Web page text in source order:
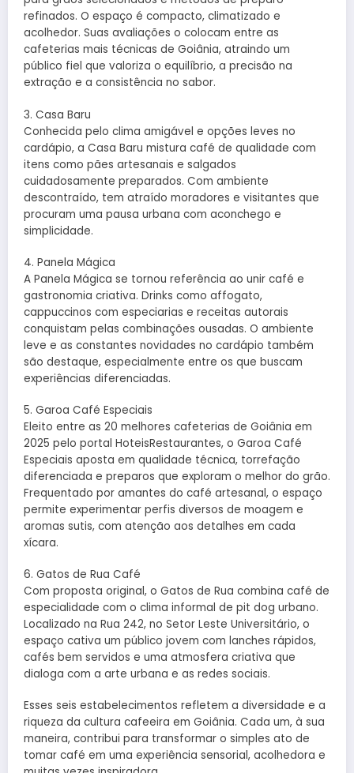
refinados. O espaço é compacto, climatizado e
acolhedor. Suas avaliações o colocam entre as
cafeterias mais técnicas de Goiânia, atraindo um
público fiel que valoriza o equilíbrio, a precisão na
extração e a consistência no sabor.
3. Casa Baru
Conhecida pelo clima amigável e opções leves no
cardápio, a Casa Baru mistura café de qualidade com
itens como pães artesanais e salgados
cuidadosamente preparados. Com ambiente
descontraído, tem atraído moradores e visitantes que
procuram uma pausa urbana com aconchego e
simplicidade.
4. Panela Mágica
A Panela Mágica se tornou referência ao unir café e
gastronomia criativa. Drinks como affogato,
cappuccinos com especiarias e receitas autorais
conquistam pelas combinações ousadas. O ambiente
leve e as constantes novidades no cardápio também
são destaque, especialmente entre os que buscam
experiências diferenciadas.
5. Garoa Café Especiais
Eleito entre as 20 melhores cafeterias de Goiânia em
2025 pelo portal HoteisRestaurantes, o Garoa Café
Especiais aposta em qualidade técnica, torrefação
diferenciada e preparos que exploram o melhor do grão.
Frequentado por amantes do café artesanal, o espaço
permite experimentar perfis diversos de moagem e
aromas sutis, com atenção aos detalhes em cada
xícara.
6. Gatos de Rua Café
Com proposta original, o Gatos de Rua combina café de
especialidade com o clima informal de pit dog urbano.
Localizado na Rua 242, no Setor Leste Universitário, o
espaço cativa um público jovem com lanches rápidos,
cafés bem servidos e uma atmosfera criativa que
dialoga com a arte urbana e as redes sociais.
Esses seis estabelecimentos refletem a diversidade e a
riqueza da cultura cafeeira em Goiânia. Cada um, à sua
maneira, contribui para transformar o simples ato de
tomar café em uma experiência sensorial, acolhedora e